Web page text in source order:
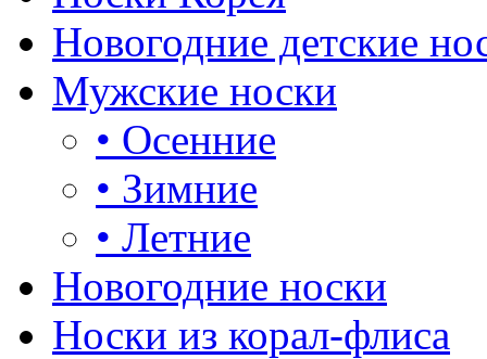
Новогодние детские
Мужские носки
• Осенние
• Зимние
• Летние
Новогодние носки
Носки из корал-флиса